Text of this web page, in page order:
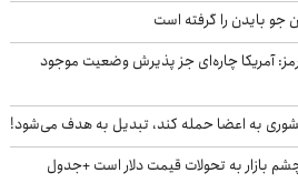
جو بایدن را گرفته است
آمریکا چاره‌ای جز پذیرش وضعیت موجود
به اعضا حمله کند، تبدیل به هدف می‌شود!
بازار به تحولات قیمت دلار است +جدول